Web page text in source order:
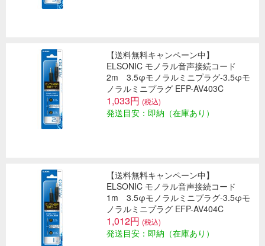
【送料無料キャンペーン中】
ELSONIC モノラル音声接続コード
2m 3.5φモノラルミニプラグ-3.5φモ
ノラルミニプラグ EFP-AV403C
1,033円 (税込)
発送目安：即納（在庫あり）
【送料無料キャンペーン中】
ELSONIC モノラル音声接続コード
1m 3.5φモノラルミニプラグ-3.5φモ
ノラルミニプラグ EFP-AV404C
1,012円 (税込)
発送目安：即納（在庫あり）